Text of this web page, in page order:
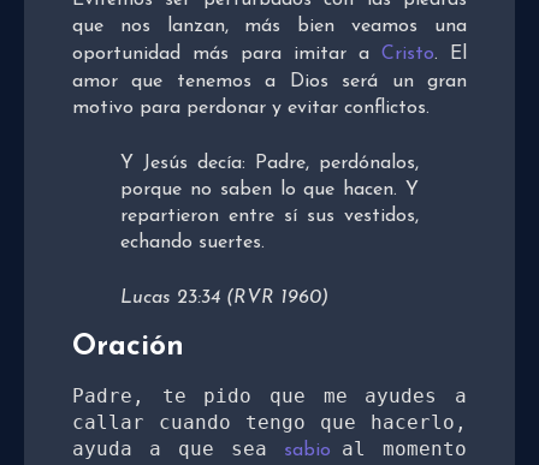
que nos lanzan, más bien veamos una
oportunidad más para imitar a Cristo. El
amor que tenemos a Dios será un gran
motivo para perdonar y evitar conflictos.
Y Jesús decía: Padre, perdónalos,
porque no saben lo que hacen. Y
repartieron entre sí sus vestidos,
echando suertes.
Lucas 23:34 (RVR 1960)
Oración
Padre, te pido que me ayudes a
callar cuando tengo que hacerlo,
ayuda a que sea
sabio al momento